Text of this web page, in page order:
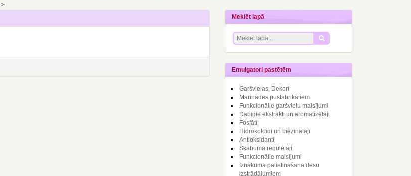
>
Meklēt lapā
Emulgatori pastētēm
Garšvielas, Dekori
Marinādes pusfabrikātiem
Funkcionālie garšvielu maisījumi
Dabīgie ekstrakti un aromatizētāji
Fosfāti
Hidrokoloīdi un biezinātāji
Antioksidanti
Skābuma regulētāji
Funkcionālie maisījumi
Iznākuma palielināšana desu
izstrādājumiem